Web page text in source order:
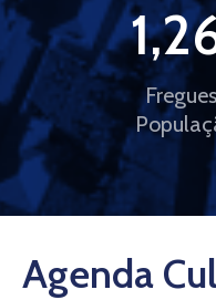
Agenda